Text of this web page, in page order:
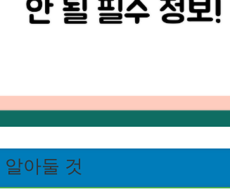
아둘 것